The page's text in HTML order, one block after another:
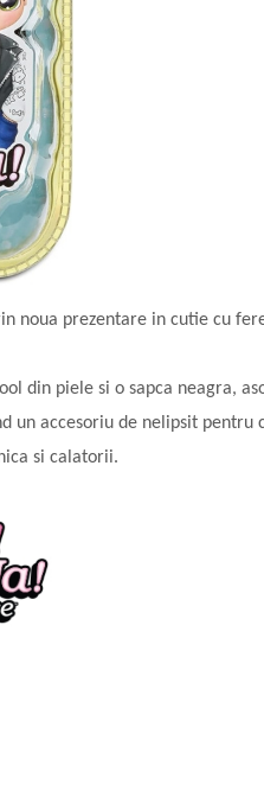
noua prezentare in cutie cu
din piele si o sapca neagra,
un accesoriu de nelipsit pentru
si calatorii.